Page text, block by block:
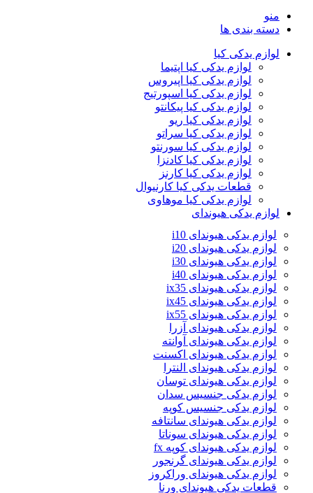
منو
دسته بندی ها
لوازم یدکی کیا
لوازم یدکی کیا اپتیما
لوازم یدکی کیا اپیروس
لوازم یدکی کیا اسپورتیج
لوازم یدکی کیا پیکانتو
لوازم یدکی کیا ریو
لوازم یدکی کیا سراتو
لوازم یدکی کیا سورنتو
لوازم یدکی کیا کادنزا
لوازم یدکی کیا کارنز
قطعات یدکی کیا کارنیوال
لوازم یدکی کیا موهاوی
لوازم یدکی هیوندای
لوازم یدکی هیوندای i10
لوازم یدکی هیوندای i20
لوازم یدکی هیوندای i30
لوازم یدکی هیوندای i40
لوازم یدکی هیوندای ix35
لوازم یدکی هیوندای ix45
لوازم یدکی هیوندای ix55
لوازم یدکی هیوندای آزرا
لوازم یدکی هیوندای آوانته
لوازم یدکی هیوندای اکسنت
لوازم یدکی هیوندای النترا
لوازم یدکی هیوندای توسان
لوازم یدکی جنسیس سدان
لوازم یدکی جنسیس کوپه
لوازم یدکی هیوندای سانتافه
لوازم یدکی هیوندای سوناتا
لوازم یدکی هیوندای کوپه fx
لوازم یدکی هیوندای گرنجور
لوازم یدکی هیوندای وراکروز
قطعات یدکی هیوندای ورنا